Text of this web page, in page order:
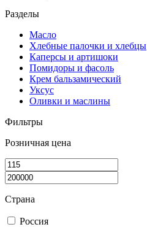
Разделы
Масло
Хлебные палочки и хлебцы
Каперсы и артишоки
Помидоры и фасоль
Крем бальзамический
Уксус
Оливки и маслины
Фильтры
Розничная цена
Страна
Россия